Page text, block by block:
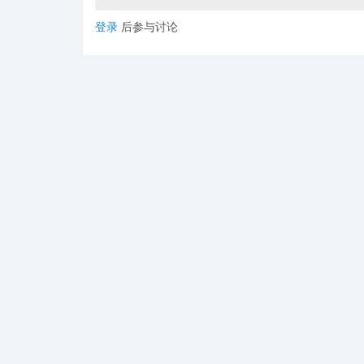
黄金用法:将这些从问答中收集到的新关键词
环。
登录 后参与讨论